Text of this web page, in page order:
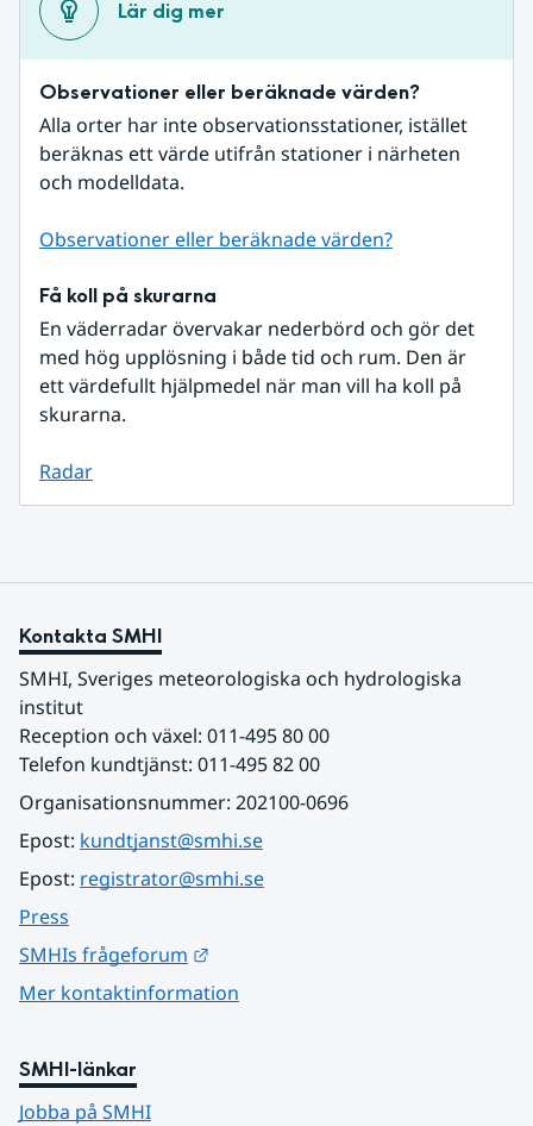
Lär dig mer
Observationer eller beräknade värden?
Alla orter har inte observationsstationer, istället
beräknas ett värde utifrån stationer i närheten
och modelldata.
Observationer eller beräknade värden?
Få koll på skurarna
En väderradar övervakar nederbörd och gör det
med hög upplösning i både tid och rum. Den är
ett värdefullt hjälpmedel när man vill ha koll på
skurarna.
Radar
Kontakta SMHI
SMHI, Sveriges meteorologiska och hydrologiska
institut
Reception och växel: 011-495 80 00
Telefon kundtjänst: 011-495 82 00
Organisationsnummer: 202100-0696
Epost: kundtjanst@smhi.se
Epost: registrator@smhi.se
Press
SMHIs frågeforum
Mer kontaktinformation
SMHI-länkar
Jobba på SMHI